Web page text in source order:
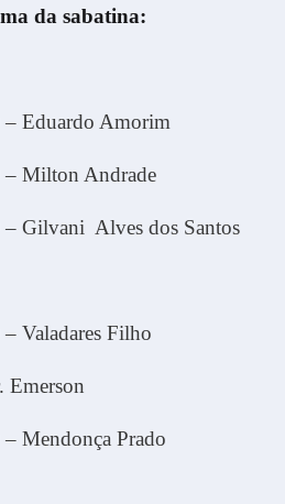
da sabatina:
– Eduardo Amorim
– Milton Andrade
– Gilvani Alves dos Santos
Valadares Filho
Emerson
Mendonça Prado